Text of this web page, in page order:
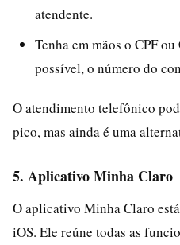
atendente.
Tenha em mãos o CPF
possível, o número do
O atendimento telefônico
pico, mas ainda é uma
5. Aplicativo Minha Claro
O aplicativo Minha Claro
iOS. Ele reúne todas as